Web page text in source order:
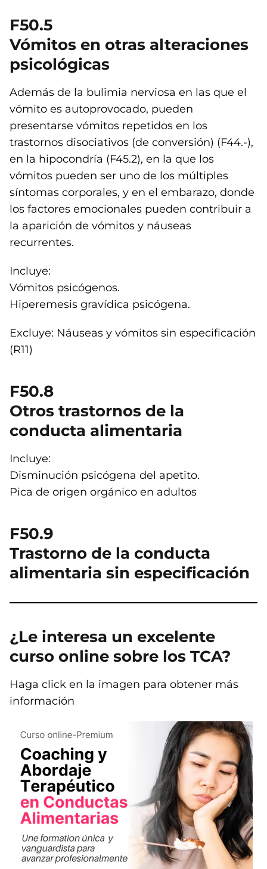
F50.5
Vómitos en otras alteraciones
psicológicas
Además de la bulimia nerviosa en las que el
vómito es autoprovocado, pueden
presentarse vómitos repetidos en los
trastornos disociativos (de conversión) (F44.-),
en la hipocondría (F45.2), en la que los
vómitos pueden ser uno de los múltiples
síntomas corporales, y en el embarazo, donde
los factores emocionales pueden contribuir a
la aparición de vómitos y náuseas
recurrentes.
Incluye:
Vómitos psicógenos.
Hiperemesis gravídica psicógena.
Excluye: Náuseas y vómitos sin especificación
(R11)
F50.8
Otros trastornos de la
conducta alimentaria
Incluye:
Disminución psicógena del apetito.
Pica de origen orgánico en adultos
F50.9
Trastorno de la conducta
alimentaria sin especificación
¿Le interesa un excelente
curso online sobre los TCA?
Haga click en la imagen para obtener más
información